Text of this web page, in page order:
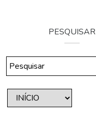
PESQUISAR